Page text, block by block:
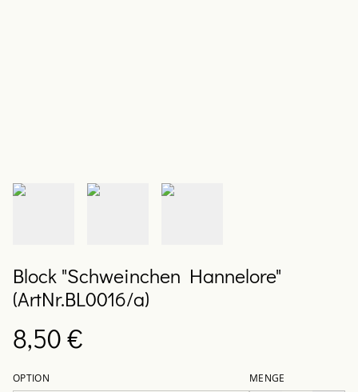
Block "Schweinchen Hannelore"
(ArtNr.BL0016/a)
8,50 €
OPTION MENGE